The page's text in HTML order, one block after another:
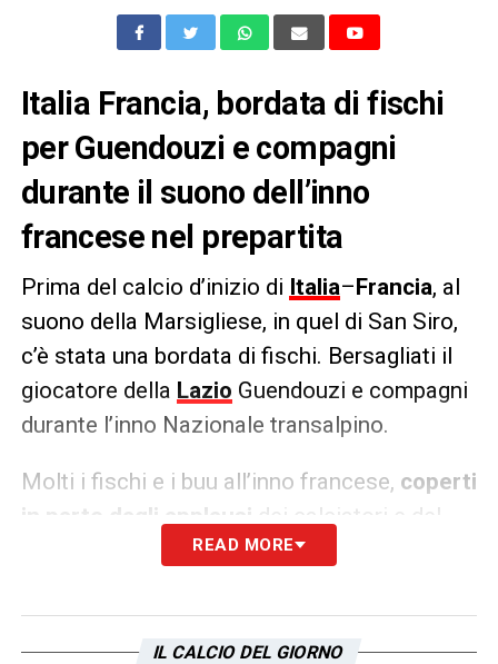
Italia Francia, bordata di fischi
per Guendouzi e compagni
durante il suono dell’inno
francese nel prepartita
Prima del calcio d’inizio di Italia–Francia, al
suono della Marsigliese, in quel di San Siro,
c’è stata una bordata di fischi. Bersagliati il
giocatore della Lazio Guendouzi e compagni
durante l’inno Nazionale transalpino.
Molti i fischi e i buu all’inno francese, coperti
in parte dagli applausi dei calciatori e del
resto del pubblico, che però non è riuscito ad
alcuni tifosi italiani presenti nell’impianto.
READ MORE
IL CALCIO DEL GIORNO